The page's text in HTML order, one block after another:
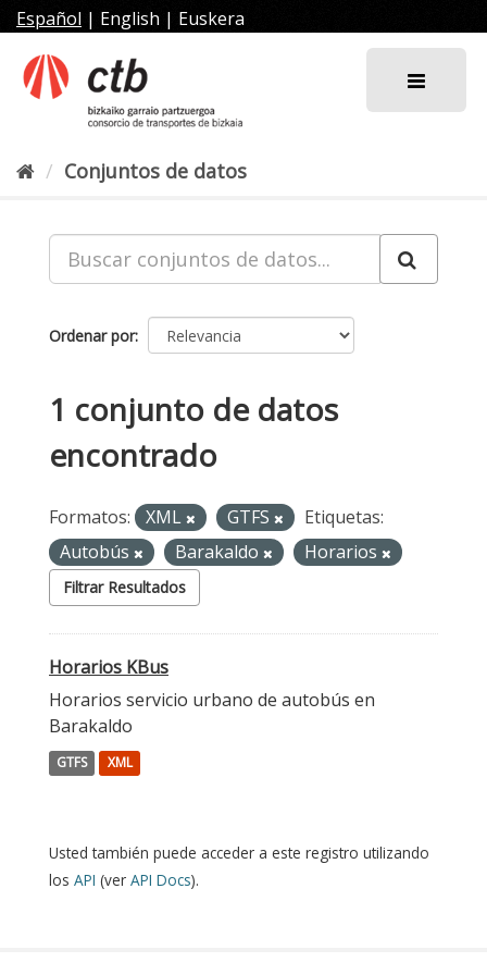
al
contenido
Español | English | Euskera
Conjuntos de datos
Ordenar por
1 conjunto de datos
encontrado
Formatos: XML GTFS
Etiquetas:
Autobús
Barakaldo Horarios
Filtrar Resultados
Horarios KBus
Horarios servicio urbano de autobús en
Barakaldo
GTFS XML
Usted también puede acceder a este registro utilizando
los API (ver API Docs).